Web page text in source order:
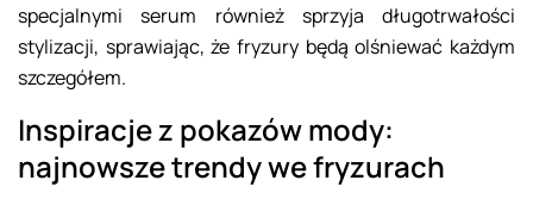
specjalnymi serum również sprzyja długotrwałości
stylizacji, sprawiając, że fryzury będą olśniewać każdym
szczegółem.
Inspiracje z pokazów mody:
najnowsze trendy we fryzurach